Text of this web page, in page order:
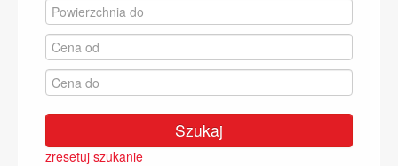
Szukaj
zresetuj szukanie